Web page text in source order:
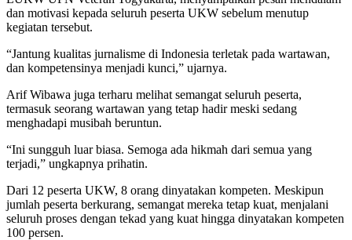
dan motivasi kepada seluruh peserta UKW sebelum menutup
kegiatan tersebut.
“Jantung kualitas jurnalisme di Indonesia terletak pada wartawan,
dan kompetensinya menjadi kunci,” ujarnya.
Arif Wibawa juga terharu melihat semangat seluruh peserta,
termasuk seorang wartawan yang tetap hadir meski sedang
menghadapi musibah beruntun.
“Ini sungguh luar biasa. Semoga ada hikmah dari semua yang
terjadi,” ungkapnya prihatin.
Dari 12 peserta UKW, 8 orang dinyatakan kompeten. Meskipun
jumlah peserta berkurang, semangat mereka tetap kuat, menjalani
seluruh proses dengan tekad yang kuat hingga dinyatakan kompeten
100 persen.